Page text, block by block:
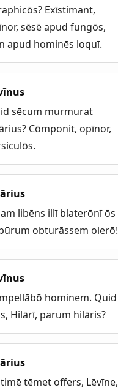
Exīstimant,
sēsē apud fungōs,
apud hominēs loquī.
sēcum murmurat
Cōmponit, opīnor,
libēns illī blaterōnī ōs
obturāssem olerō!
hominem. Quid
Hilārī, parum hilāris?
tēmet offers, Lēvīne,